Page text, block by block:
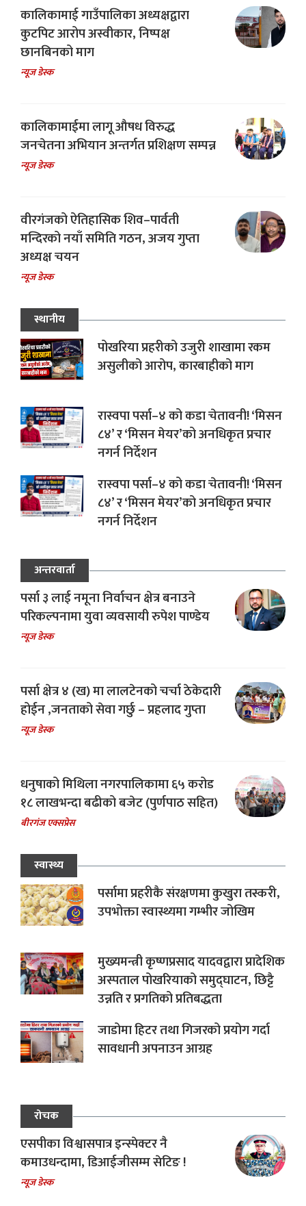
कालिकामाई गाउँपालिका अध्यक्षद्वारा
कुटपिट आरोप अस्वीकार, निष्पक्ष
छानबिनको माग
न्यूज डेस्क
कालिकामाईमा लागू औषध विरुद्ध
जनचेतना अभियान अन्तर्गत प्रशिक्षण सम्पन्न
न्यूज डेस्क
वीरगंजको ऐतिहासिक शिव–पार्वती
मन्दिरको नयाँ समिति गठन, अजय गुप्ता
अध्यक्ष चयन
न्यूज डेस्क
स्थानीय
पोखरिया प्रहरीको उजुरी शाखामा रकम
असुलीको आरोप, कारबाहीको माग
रास्वपा पर्सा–४ को कडा चेतावनी! ‘मिसन
८४’ र ‘मिसन मेयर’को अनधिकृत प्रचार
नगर्न निर्देशन
रास्वपा पर्सा–४ को कडा चेतावनी! ‘मिसन
८४’ र ‘मिसन मेयर’को अनधिकृत प्रचार
नगर्न निर्देशन
अन्तरवार्ता
पर्सा ३ लाई नमूना निर्वाचन क्षेत्र बनाउने
परिकल्पनामा युवा व्यवसायी रुपेश पाण्डेय
न्यूज डेस्क
पर्सा क्षेत्र ४ (ख) मा लालटेनको चर्चा ठेकेदारी
होईन ,जनताको सेवा गर्छु – प्रहलाद गुप्ता
न्यूज डेस्क
धनुषाको मिथिला नगरपालिकामा ६५ करोड
१८ लाखभन्दा बढीको बजेट (पुर्णपाठ सहित)
बीरगंज एक्सप्रेस
स्वास्थ्य
पर्सामा प्रहरीकै संरक्षणमा कुखुरा तस्करी,
उपभोक्ता स्वास्थ्यमा गम्भीर जोखिम
मुख्यमन्त्री कृष्णप्रसाद यादवद्वारा प्रादेशिक
अस्पताल पोखरियाको समुद्घाटन, छिट्टै
उन्नति र प्रगतिको प्रतिबद्धता
जाडोमा हिटर तथा गिजरको प्रयोग गर्दा
सावधानी अपनाउन आग्रह
रोचक
एसपीका विश्वासपात्र इन्स्पेक्टर नै
कमाउधन्दामा, डिआईजीसम्म सेटिङ !
न्यूज डेस्क